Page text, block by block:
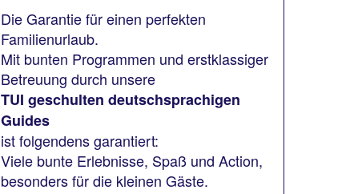
Die Garantie für einen perfekten
Familienurlaub.
Mit bunten Programmen und erstklassiger
Betreuung durch unsere
TUI geschulten deutschsprachigen
Guides
ist folgendens garantiert:
Viele bunte Erlebnisse, Spaß und Action,
besonders für die kleinen Gäste.